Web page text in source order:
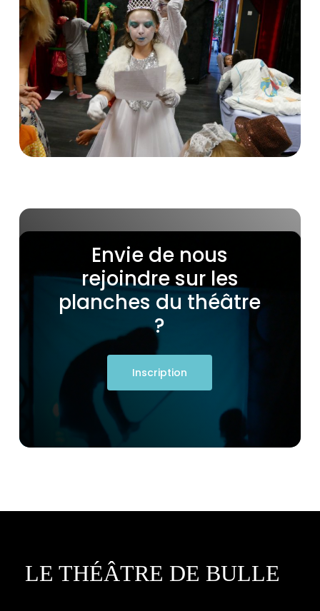
Envie de nous
rejoindresur les
planches du théâtre
?
Inscription
LE THÉÂTRE DE BULLE